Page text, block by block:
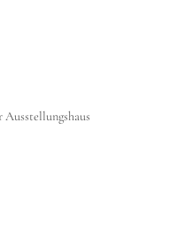
Ausstellungshaus